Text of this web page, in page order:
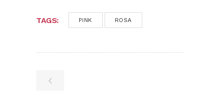
TAGS: PINK ROSA